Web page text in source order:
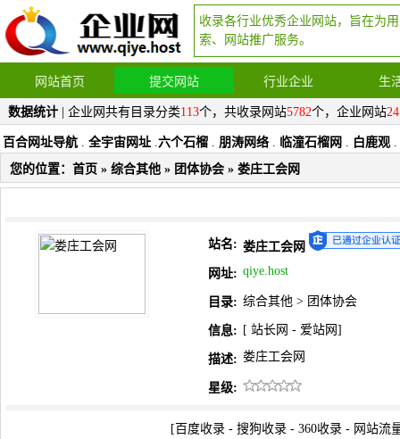
收录各行业优秀企业网站，旨在为
索、网站推广服务。
网站首页 提交网站 行业企业 生
数据统计 | 企业网共有目录分类113个，共收录网站5782个，企业网站
百合网址导航 . 全宇宙网址 .六个石榴 . 朋涛网络 . 临潼石榴网 . 白鹿观 .
您的位置： 首页 » 综合其他 » 团体协会 » 娄庄工会网
站名: 娄庄工会网
网址: qiye.host
目录: 综合其他 > 团体协会
信息: [ 站长网 - 爱站网 ]
描述: 娄庄工会网
星级:
[ 百度收录 - 搜狗收录 - 360收录 - 网站流